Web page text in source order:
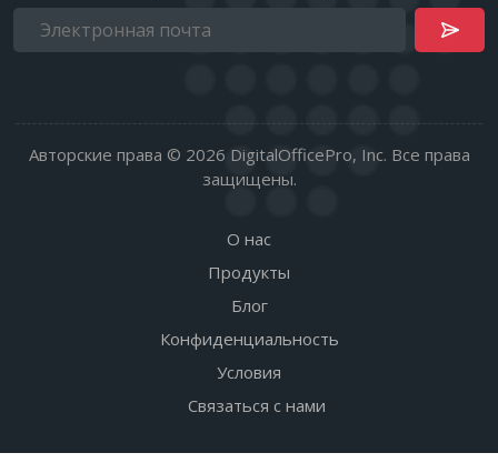
Авторские права © 2026 DigitalOfficePro, Inc. Все права
защищены.
О нас
Продукты
Блог
Конфиденциальность
Условия
Связаться с нами